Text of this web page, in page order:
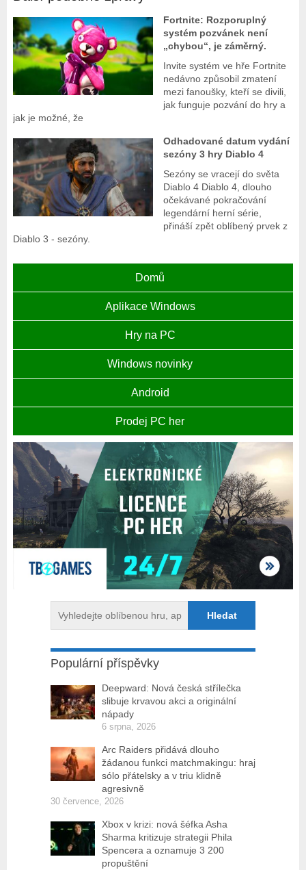
Fortnite: Rozporuplný
systém pozvánek není
„chybou“, je záměrný.
Invite systém ve hře Fortnite
nedávno způsobil zmatení
mezi fanoušky, kteří se divili,
jak funguje pozvání do hry a
jak je možné, že
Odhadované datum vydání
sezóny 3 hry Diablo 4
Sezóny se vracejí do světa
Diablo 4 Diablo 4, dlouho
očekávané pokračování
legendární herní série,
přináší zpět oblíbený prvek z
Diablo 3 - sezóny.
Domů
Aplikace Windows
Hry na PC
Windows novinky
Android
Prodej PC her
Populární příspěvky
Deepward: Nová česká střílečka
slibuje krvavou akci a originální
nápady
6 srpna, 2026
Arc Raiders přidává dlouho
žádanou funkci matchmakingu: hraj
sólo přátelsky a v triu klidně
agresivně
30 července, 2026
Xbox v krizi: nová šéfka Asha
Sharma kritizuje strategii Phila
Spencera a oznamuje 3 200
propuštění